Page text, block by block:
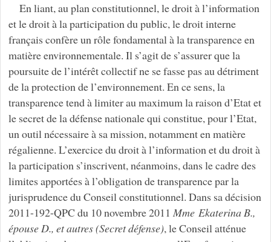
En liant, au plan constitutionnel, le droit à l’information
et le droit à la participation du public, le droit interne
français confère un rôle fondamental à la transparence en
matière environnementale. Il s’agit de s’assurer que la
poursuite de l’intérêt collectif ne se fasse pas au détriment
de la protection de l’environnement. En ce sens, la
transparence tend à limiter au maximum la raison d’Etat et
le secret de la défense nationale qui constitue, pour l’Etat,
un outil nécessaire à sa mission, notamment en matière
régalienne. L’exercice du droit à l’information et du droit à
la participation s’inscrivent, néanmoins, dans le cadre des
limites apportées à l’obligation de transparence par la
jurisprudence du Conseil constitutionnel. Dans sa décision
2011-192-QPC du 10 novembre 2011 Mme Ekaterina B.,
épouse D., et autres (Secret défense), le Conseil atténue